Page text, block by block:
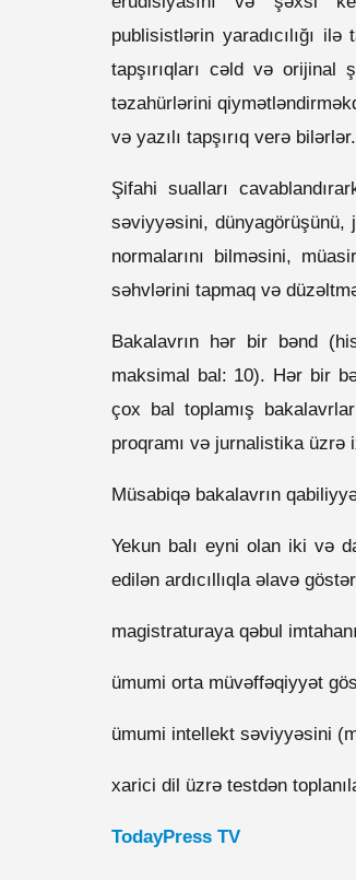
publisistlərin yaradıcılığı
tapşırıqları cəld və orijinal
təzahürlərini
və yazılı tapşırıq verə bilərlər.
Şifahi sualları
səviyyəsini,
normalarını bilməsini,
səhvlərini tapmaq və
Bakalavrın hər bir bənd
maksimal bal: 10). Hər bir
çox bal toplamış
proqramı və jurnalistika üzrə
Müsabiqə bakalavrın
Yekun balı eyni olan iki və
edilən ardıcıllıqla əlavə
magistraturaya qəbul
ümumi orta müvəffəqiyyət
ümumi intellekt səviyyəsini
xarici dil üzrə testdən
TodayPress TV